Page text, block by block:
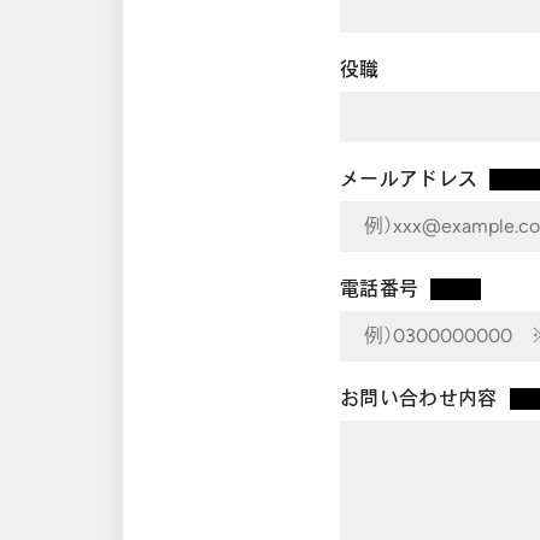
役職
メールアドレス
電話番号
お問い合わせ内容